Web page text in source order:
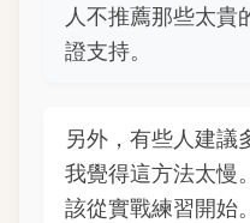
人不推薦那些太貴
證支持。
另外，有些人建議
我覺得這方法太慢
該從實戰練習開始